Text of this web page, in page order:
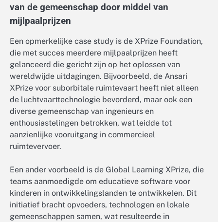
van de gemeenschap door middel van
mijlpaalprijzen
Een opmerkelijke case study is de XPrize Foundation,
die met succes meerdere mijlpaalprijzen heeft
gelanceerd die gericht zijn op het oplossen van
wereldwijde uitdagingen. Bijvoorbeeld, de Ansari
XPrize voor suborbitale ruimtevaart heeft niet alleen
de luchtvaarttechnologie bevorderd, maar ook een
diverse gemeenschap van ingenieurs en
enthousiastelingen betrokken, wat leidde tot
aanzienlijke vooruitgang in commercieel
ruimtevervoer.
Een ander voorbeeld is de Global Learning XPrize, die
teams aanmoedigde om educatieve software voor
kinderen in ontwikkelingslanden te ontwikkelen. Dit
initiatief bracht opvoeders, technologen en lokale
gemeenschappen samen, wat resulteerde in